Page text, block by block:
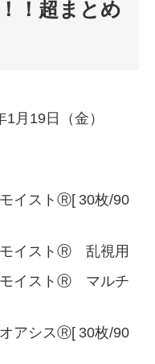
！超まとめ
月19日（金）
イストⓇ[ 30枚/90
イストⓇ 乱視用
イストⓇ マルチ
アシスⓇ[ 30枚/90